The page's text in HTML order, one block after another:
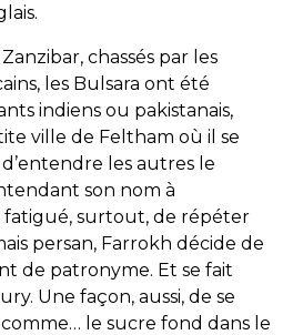
chassés par les
les Bulsara ont été
indiens ou pakistanais,
ville de Feltham où il se
les autres le
son nom à
fatigué, surtout, de répéter
persan, Farrokh décide de
de patronyme. Et se fait
Une façon, aussi, de se
le sucre fond dans le